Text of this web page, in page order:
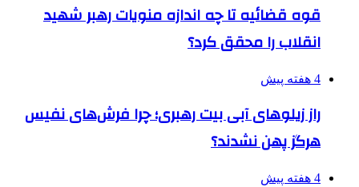
قوه قضائیه تا چه اندازه منویات رهبر شهید
انقلاب را محقق کرد؟
4 هفته پیش
راز زیلوهای آبی بیت رهبری؛ چرا فرش‌های نفیس
هرگز پهن نشدند؟
4 هفته پیش